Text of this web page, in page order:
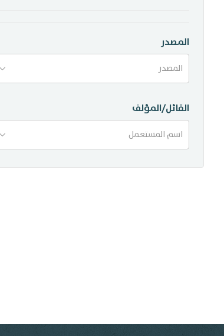
منشورات
تواصل معنا
المصدر
المصدر
القائل/المؤلف
اسم المستعمل